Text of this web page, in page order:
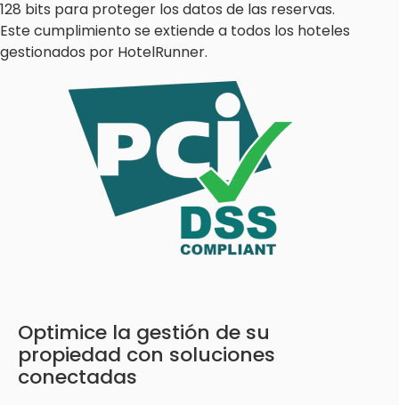
128 bits para proteger los datos de las reservas.
Este cumplimiento se extiende a todos los hoteles
gestionados por HotelRunner.
Optimice la gestión de su
propiedad con soluciones
conectadas